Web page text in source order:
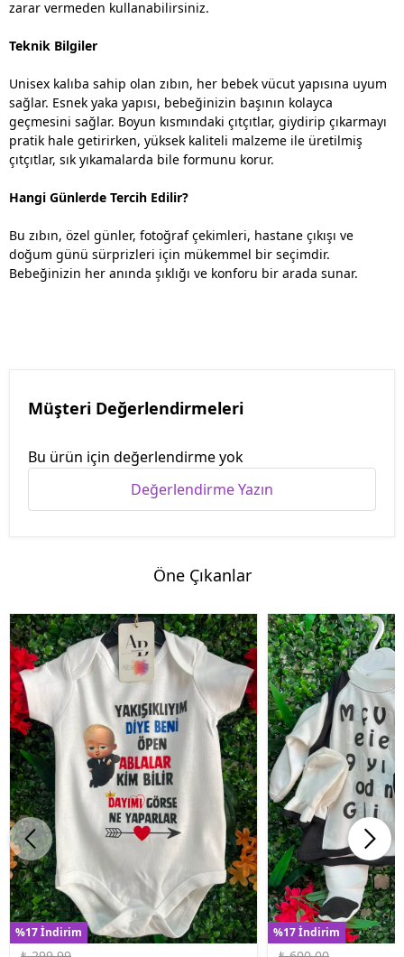
zarar vermeden kullanabilirsiniz.
Teknik Bilgiler
Unisex kalıba sahip olan zıbın, her bebek vücut yapısına uyum
sağlar. Esnek yaka yapısı, bebeğinizin başının kolayca
geçmesini sağlar. Boyun kısmındaki çıtçıtlar, giydirip çıkarmayı
pratik hale getirirken, yüksek kaliteli malzeme ile üretilmiş
çıtçıtlar, sık yıkamalarda bile formunu korur.
Hangi Günlerde Tercih Edilir?
Bu zıbın, özel günler, fotoğraf çekimleri, hastane çıkışı ve
doğum günü sürprizleri için mükemmel bir seçimdir.
Bebeğinizin her anında şıklığı ve konforu bir arada sunar.
Müşteri Değerlendirmeleri
Bu ürün için değerlendirme yok
Değerlendirme Yazın
Öne Çıkanlar
%17 İndirim %17 İndirim